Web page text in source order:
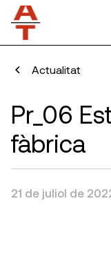
Actualitat
Pr_06
fàbrica
21 de juliol de